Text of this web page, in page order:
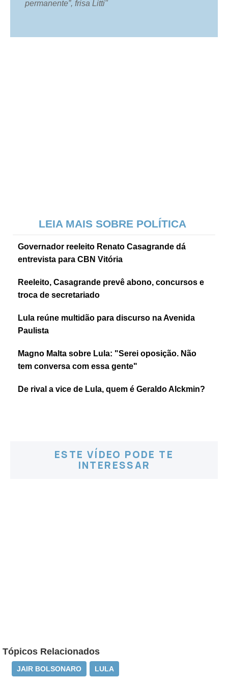
permanente”, frisa Litti"
LEIA MAIS SOBRE POLÍTICA
Governador reeleito Renato Casagrande dá
entrevista para CBN Vitória
Reeleito, Casagrande prevê abono, concursos e
troca de secretariado
Lula reúne multidão para discurso na Avenida
Paulista
Magno Malta sobre Lula: "Serei oposição. Não
tem conversa com essa gente"
De rival a vice de Lula, quem é Geraldo Alckmin?
ESTE VÍDEO PODE TE
INTERESSAR
Tópicos Relacionados
JAIR BOLSONARO LULA